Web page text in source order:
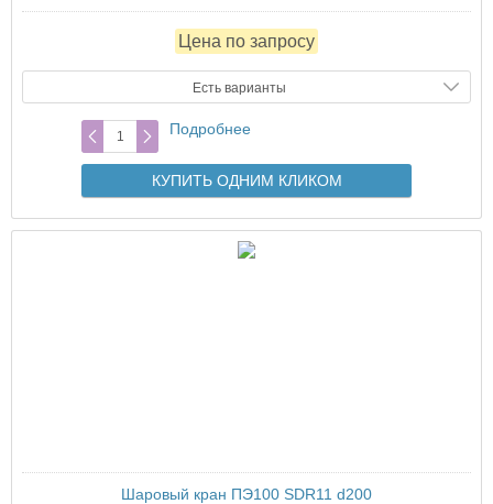
Цена по запросу
Есть варианты
Подробнее
КУПИТЬ ОДНИМ КЛИКОМ
Шаровый кран ПЭ100 SDR11 d200